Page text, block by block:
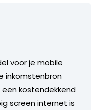
voor je mobile
inkomstenbron
kostendekkend
screen internet is